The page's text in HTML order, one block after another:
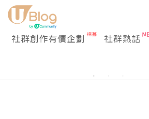
社群創作有價企劃 社群熱話